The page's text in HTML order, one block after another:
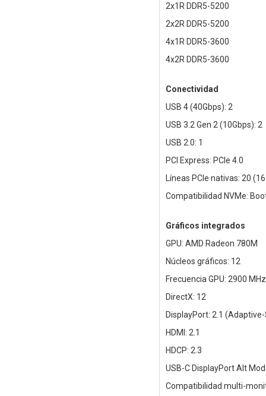
2x1R DDR5-5200
2x2R DDR5-5200
4x1R DDR5-3600
4x2R DDR5-3600
Conectividad
USB 4 (40Gbps): 2
USB 3.2 Gen 2 (10Gbps): 2
USB 2.0: 1
PCI Express: PCIe 4.0
Líneas PCIe nativas: 20
Compatibilidad NVMe:
Gráficos integrados
GPU: AMD Radeon 780M
Núcleos gráficos: 12
Frecuencia GPU: 2900 MHz
DirectX: 12
DisplayPort: 2.1
HDMI: 2.1
HDCP: 2.3
USB-C DisplayPort Alt
Compatibilidad multi-